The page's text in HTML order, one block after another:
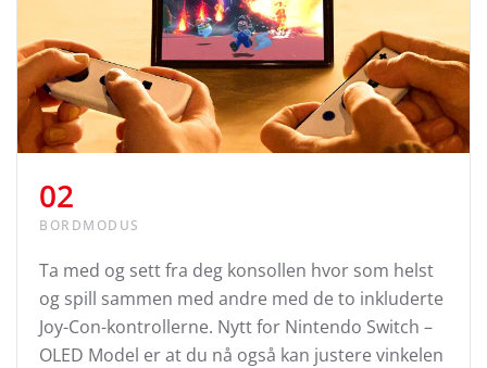
02
BORDMODUS
Ta med og sett fra deg konsollen hvor som helst
og spill sammen med andre med de to inkluderte
Joy-Con-kontrollerne. Nytt for Nintendo Switch –
OLED Model er at du nå også kan justere vinkelen